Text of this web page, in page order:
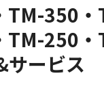
350・
250・
サービス